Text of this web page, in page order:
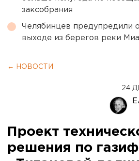
заксобрания
Челябинцев предупредили
выходе из берегов реки
← НОВОСТИ
24
Проект
решения по